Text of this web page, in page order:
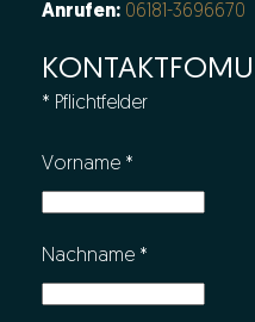
Anrufen: 06181-3696670
* Pflichtfelder
Vorname *
Nachname *